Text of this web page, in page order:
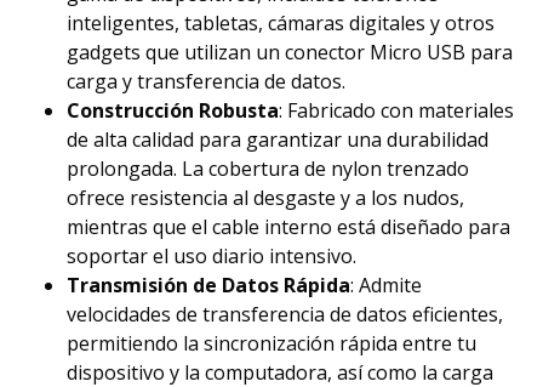
inteligentes, tabletas, cámaras digitales y otros
gadgets que utilizan un conector Micro USB para
carga y transferencia de datos.
Construcción Robusta: Fabricado con materiales
de alta calidad para garantizar una durabilidad
prolongada. La cobertura de nylon trenzado
ofrece resistencia al desgaste y a los nudos,
mientras que el cable interno está diseñado para
soportar el uso diario intensivo.
Transmisión de Datos Rápida: Admite
velocidades de transferencia de datos eficientes,
permitiendo la sincronización rápida entre tu
dispositivo y la computadora, así como la carga